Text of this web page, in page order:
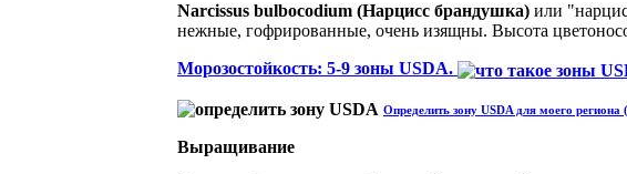
Narcissus bulbocodium (Нарцисс брандушка) или
нежные, гофрированные, очень изящны. Высота
Морозостойкость: 5-9 зоны USDA.
Определить зону USDA для моего региона
Выращивание